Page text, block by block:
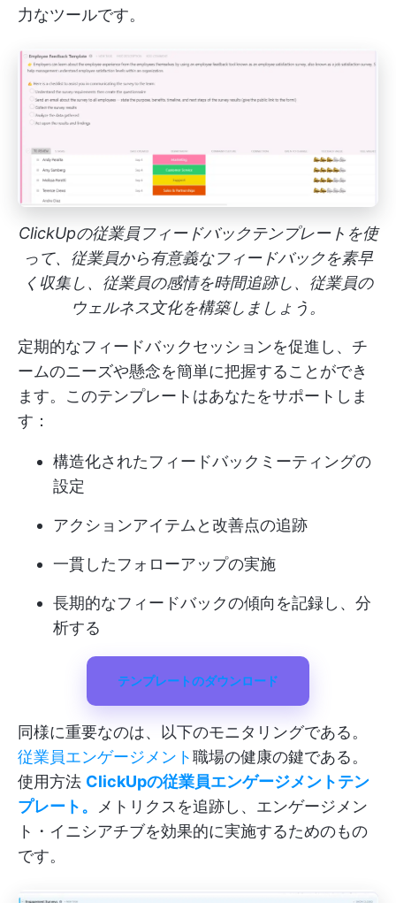
力なツールです。
ClickUpの従業員フィードバックテンプレートを使
って、従業員から有意義なフィードバックを素早
く収集し、従業員の感情を時間追跡し、従業員の
ウェルネス文化を構築しましょう。
定期的なフィードバックセッションを促進し、チ
ームのニーズや懸念を簡単に把握することができ
ます。このテンプレートはあなたをサポートしま
す：
構造化されたフィードバックミーティングの
設定
アクションアイテムと改善点の追跡
一貫したフォローアップの実施
長期的なフィードバックの傾向を記録し、分
析する
テンプレートのダウンロード
同様に重要なのは、以下のモニタリングである。
従業員エンゲージメント職場の健康の鍵である。
使用方法 ClickUpの従業員エンゲージメントテン
プレート。
メトリクスを追跡し、エンゲージメン
ト・イニシアチブを効果的に実施するためのもの
です。